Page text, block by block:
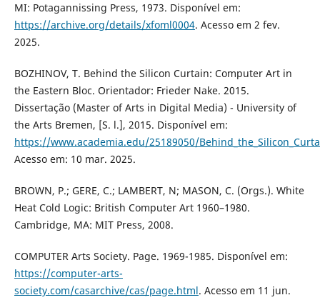
MI: Potagannissing Press, 1973. Disponível em:
https://archive.org/details/xfoml0004. Acesso em 2 fev.
2025.
BOZHINOV, T. Behind the Silicon Curtain: Computer Art in
the Eastern Bloc. Orientador: Frieder Nake. 2015.
Dissertação (Master of Arts in Digital Media) - University of
the Arts Bremen, [S. l.], 2015. Disponível em:
https://www.academia.edu/25189050/
Acesso em: 10 mar. 2025.
BROWN, P.; GERE, C.; LAMBERT, N; MASON, C. (Orgs.). White
Heat Cold Logic: British Computer Art 1960–1980.
Cambridge, MA: MIT Press, 2008.
COMPUTER Arts Society. Page. 1969-1985. Disponível em:
https://computer-arts-
society.com/casarchive/cas/page.html. Acesso em 11 jun.